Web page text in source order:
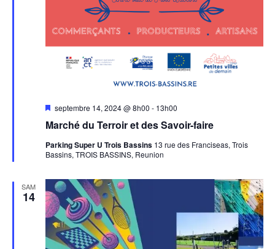
Marché du Terroir et des Savoir-faire
Mis
avant
septembre 14, 2024 @ 8h00 - 13h00
Parking Super U Trois Bassins 13 rue des Franciseas, Trois
Bassins, TROIS BASSINS, Reunion
SAM
14